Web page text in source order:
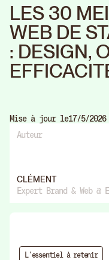
LES 30
WEB DE
: DESIGN,
Mise à jour le17/5/2026
Auteur
CLÉMENT
Expert Brand & Web @
L'essentiel à retenir